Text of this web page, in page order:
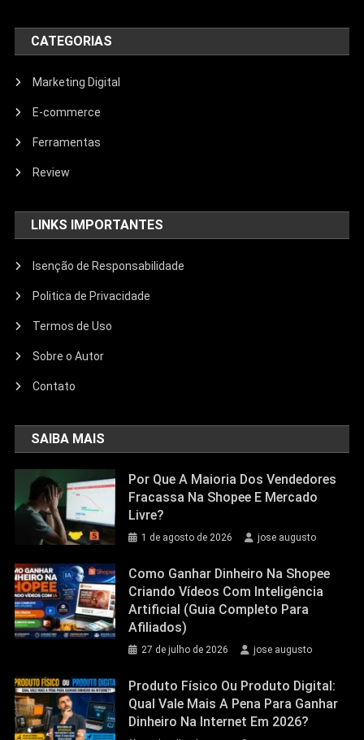
CATEGORIAS
Marketing Digital
E-commerce
Ferramentas
Review
LINKS IMPORTANTES
Isenção de Responsabilidade
Politica de Privacidade
Termos de Uso
Sobre o Autor
Contato
SAIBA MAIS
Por Que A Maioria Dos Vendedores
Fracassa Na Shopee E Mercado
Livre?
1 de agosto de 2026 jose augusto
Como Ganhar Dinheiro Na Shopee
Criando Vídeos Com Inteligência
Artificial (Guia Completo Para
Afiliados)
27 de julho de 2026 jose augusto
Produto Físico Ou Produto Digital:
Qual Vale Mais A Pena Para Ganhar
Dinheiro Na Internet Em 2026?